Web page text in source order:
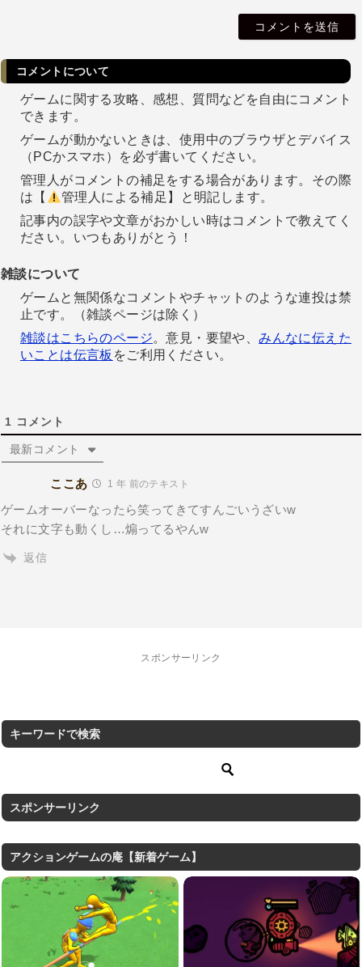
コメントについて
ゲームに関する攻略、感想、質問などを自由にコメント
できます。
ゲームが動かないときは、使用中のブラウザとデバイス
（PCかスマホ）を必ず書いてください。
管理人がコメントの補足をする場合があります。その際
は【
管理人による補足】と明記します。
記事内の誤字や文章がおかしい時はコメントで教えてく
ださい。いつもありがとう！
雑談について
ゲームと無関係なコメントやチャットのような連投は禁
止です。（雑談ページは除く）
雑談はこちらのページ。意見・要望や、みんなに伝えた
いことは伝言板 をご利用ください。
1 コメント
最新コメント
ここあ 1 年 前のテキスト
ゲームオーバーなったら笑ってきてすんごいうざいw
それに文字も動くし…煽ってるやんw
返信
スポンサーリンク
キーワードで検索
スポンサーリンク
アクションゲームの庵【新着ゲーム】